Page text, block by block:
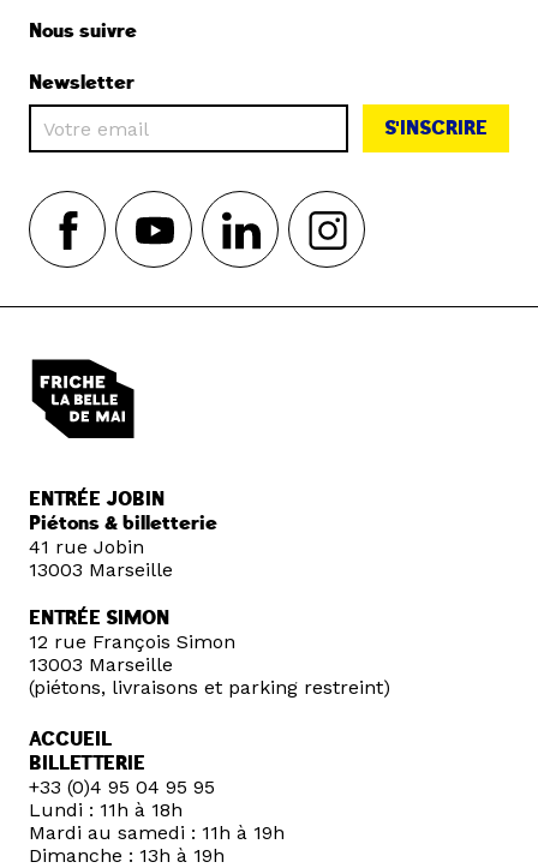
Nous suivre
Newsletter
S'INSCRIRE
ENTRÉE JOBIN
Piétons & billetterie
41 rue Jobin
13003 Marseille
ENTRÉE SIMON
12 rue François Simon
13003 Marseille
(piétons, livraisons et parking restreint)
ACCUEIL
BILLETTERIE
+33 (0)4 95 04 95 95
Lundi : 11h à 18h
Mardi au samedi : 11h à 19h
Dimanche : 13h à 19h